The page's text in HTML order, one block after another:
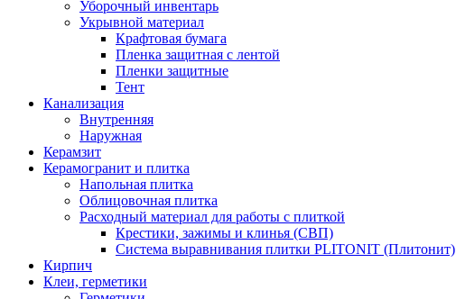
Уборочный инвентарь
Укрывной материал
Крафтовая бумага
Пленка защитная с лентой
Пленки защитные
Тент
Канализация
Внутренняя
Наружная
Керамзит
Керамогранит и плитка
Напольная плитка
Облицовочная плитка
Расходный материал для работы с плиткой
Крестики, зажимы и клинья (СВП)
Система выравнивания плитки PLITONIT (Плитонит)
Кирпич
Клеи, герметики